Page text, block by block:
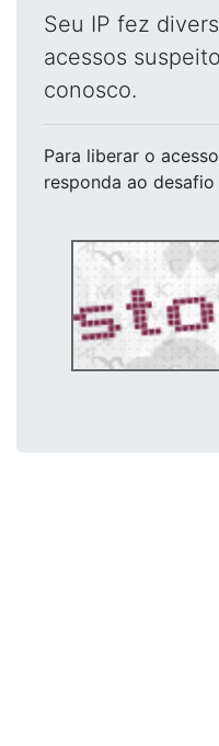
Seu IP fez
acessos
conosco.
Para liberar o acesso
responda ao desafio